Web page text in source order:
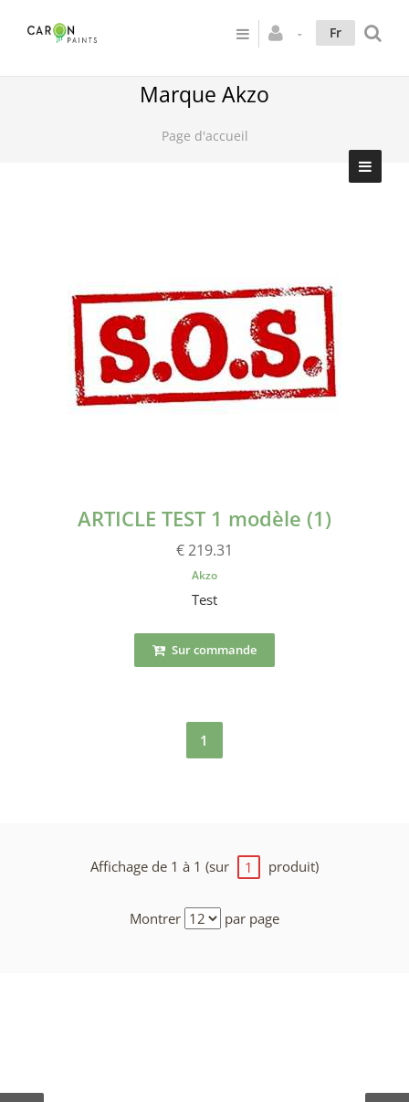
Fr
Marque Akzo
Page d'accueil
ARTICLE TEST 1 modèle (1)
€ 219.31
Akzo
Test
Sur commande
1
Affichage de 1 à 1 (sur 1 produit)
Montrer par page